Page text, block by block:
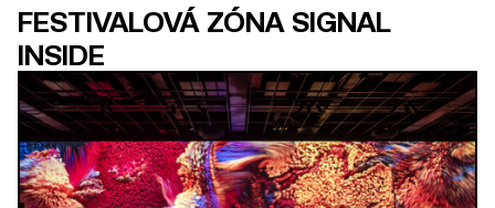
FESTIVALOVÁ ZÓNA SIGNAL
INSIDE